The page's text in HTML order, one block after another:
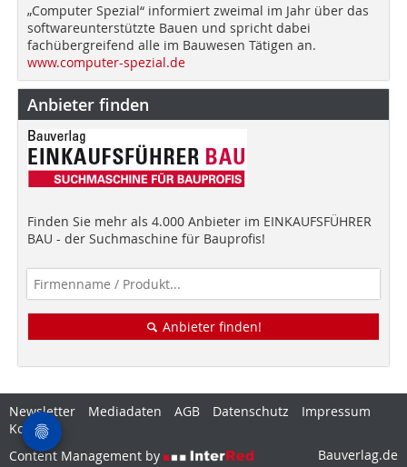
„Computer Spezial“ informiert zweimal im Jahr über das
softwareunterstützte Bauen und spricht dabei
fachübergreifend alle im Bauwesen Tätigen an.
www.computer-spezial.de
Anbieter finden
Finden Sie mehr als 4.000 Anbieter im EINKAUFSFÜHRER
BAU - der Suchmaschine für Bauprofis!
Anbieter finden!
Newsletter Mediadaten AGB Datenschutz
Impressum
Kontakt
Content Management by
Bauverlag.de